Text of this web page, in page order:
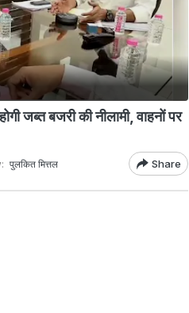
जब्त बजरी की नीलामी, वाहनों पर
पुलकित मित्तल Share